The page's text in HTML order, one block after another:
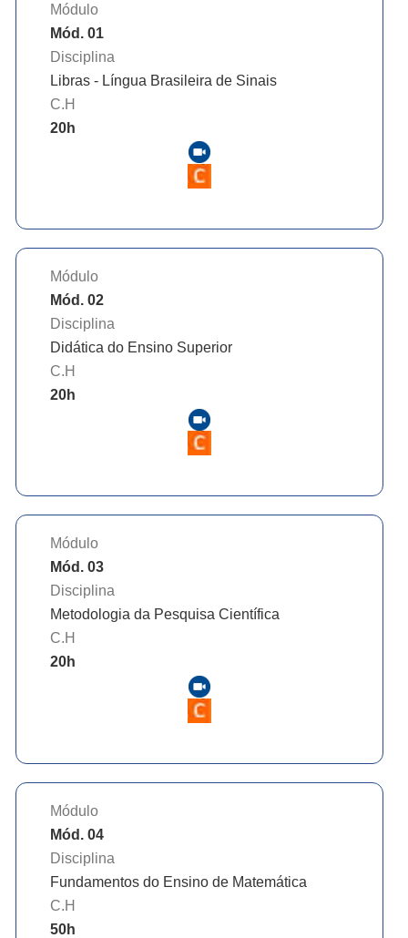
Módulo
Mód. 01
Disciplina
Libras - Língua Brasileira de Sinais
C.H
20h
Módulo
Mód. 02
Disciplina
Didática do Ensino Superior
C.H
20h
Módulo
Mód. 03
Disciplina
Metodologia da Pesquisa Científica
C.H
20h
Módulo
Mód. 04
Disciplina
Fundamentos do Ensino de Matemática
C.H
50h